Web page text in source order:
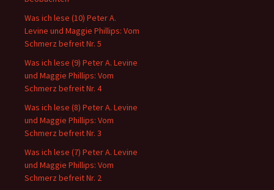
Was ich lese (10) Peter A.
Levine und Maggie Phillips: Vom
Schmerz befreit Nr. 5
Was ich lese (9) Peter A. Levine
und Maggie Phillips: Vom
Schmerz befreit Nr. 4
Was ich lese (8) Peter A. Levine
und Maggie Phillips: Vom
Schmerz befreit Nr. 3
Was ich lese (7) Peter A. Levine
und Maggie Phillips: Vom
Schmerz befreit Nr. 2